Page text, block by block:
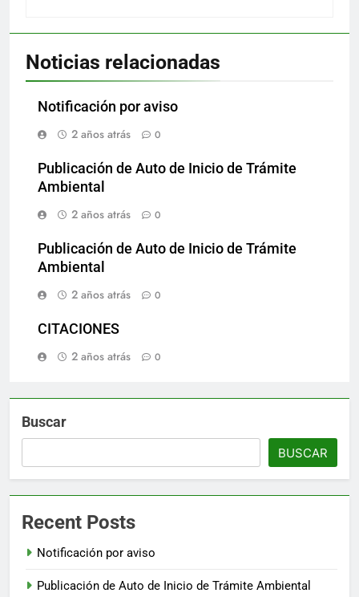
Noticias relacionadas
Notificación por aviso
2 años atrás
0
Publicación de Auto de Inicio de Trámite
Ambiental
2 años atrás
0
Publicación de Auto de Inicio de Trámite
Ambiental
2 años atrás
0
CITACIONES
2 años atrás
0
Buscar
BUSCAR
Recent Posts
Notificación por aviso
Publicación de Auto de Inicio de Trámite Ambiental